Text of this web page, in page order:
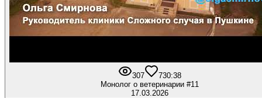
307 730:38
Монолог о ветеринарии #11
17.03.2026